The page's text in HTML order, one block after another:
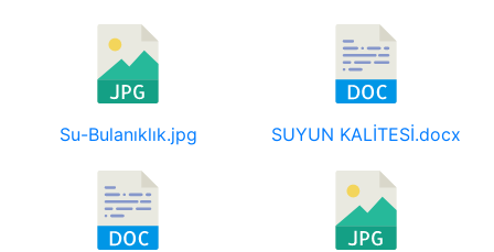
Su-Bulanıklık.jpg SUYUN KALİTESİ.docx